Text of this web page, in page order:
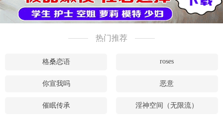
热门推荐
格桑恋语 roses
你宣我吗 恶意
催眠传承 淫神空间（无限流）